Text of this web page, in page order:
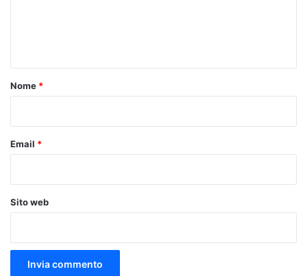
o
Nome *
Email *
Sito web